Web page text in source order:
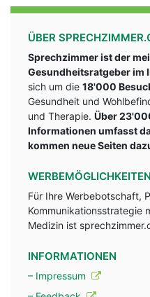
ÜBER
Sprechzimmer ist der
Gesundheitsratgeber im
sich um die 18'000
Gesundheit und
und Therapie. Über
Informationen umfasst
kommen neue Seiten
Für Ihre Werbebotschaft,
Kommunikationsstrategie
Medizin ist
INFORMATIONEN
– Impressum